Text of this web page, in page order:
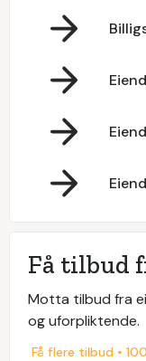
Få tilbud
Motta tilbud fra
og uforpliktende.
Få flere tilbud •